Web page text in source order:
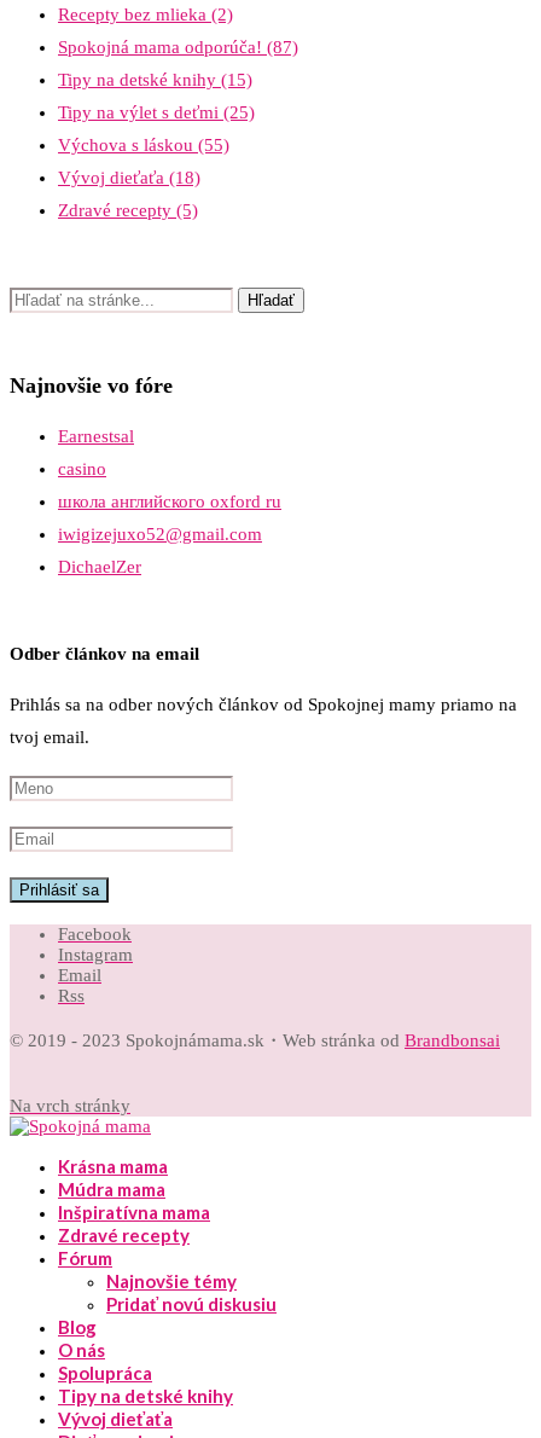
Recepty bez mlieka (2)
Spokojná mama odporúča! (87)
Tipy na detské knihy (15)
Tipy na výlet s deťmi (25)
Výchova s láskou (55)
Vývoj dieťaťa (18)
Zdravé recepty (5)
Najnovšie vo fóre
Earnestsal
casino
школа английского oxford ru
iwigizejuxo52@gmail.com
DichaelZer
Odber článkov na email
Prihlás sa na odber nových článkov od Spokojnej mamy priamo na
tvoj email.
Facebook
Instagram
Email
Rss
© 2019 - 2023 Spokojnámama.sk・Web stránka od Brandbonsai
Na vrch stránky
Krásna mama
Múdra mama
Inšpiratívna mama
Zdravé recepty
Fórum
Najnovšie témy
Pridať novú diskusiu
Blog
O nás
Spolupráca
Tipy na detské knihy
Vývoj dieťaťa